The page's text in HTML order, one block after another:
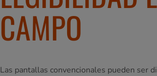
CAMPO
Las pantallas convencionales pueden ser